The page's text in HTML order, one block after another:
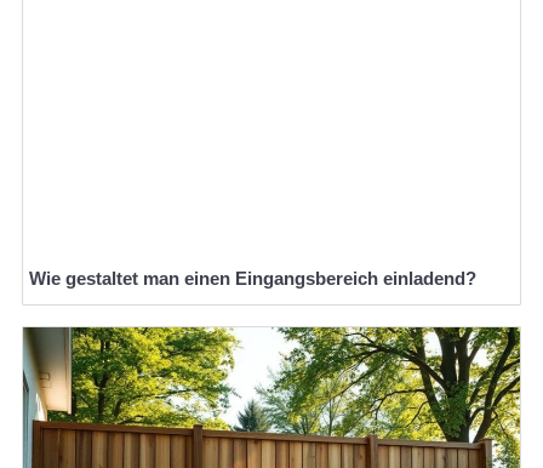
Wie gestaltet man einen Eingangsbereich einladend?